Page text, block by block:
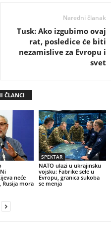
Naredni članak
Tusk: Ako izgubimo ovaj
rat, posledice će biti
nezamislive za Evropu i
svet
ČLANCI
neće
mora
SPEKTAR
NATO ulazi u ukrajinsku
vojsku: Fabrike sele u
Evropu, granica sukoba
se menja